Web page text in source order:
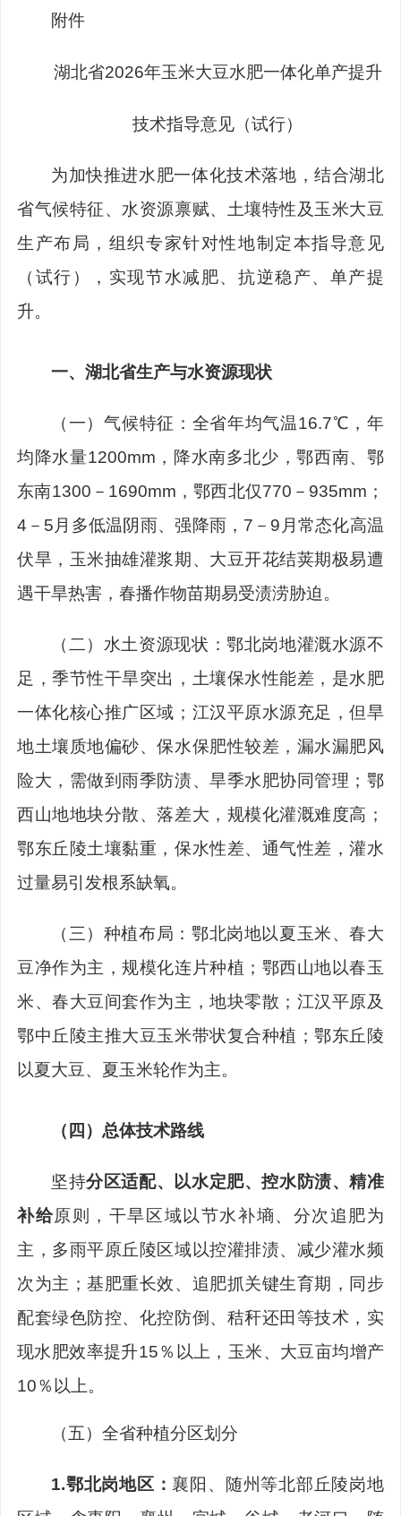
附件
湖北省2026年玉米大豆水肥一体化单产提升
技术指导意见（试行）
为加快推进水肥一体化技术落地，结合湖北
省气候特征、水资源禀赋、土壤特性及玉米大豆
生产布局， 组织专家针对性地制定本指导意见
（试行）
，实现节水减肥、抗逆稳产、单产提
升。
一、 湖北省生产与水资源现状
（一）气候特征 ： 全省年均气温16.7℃ ，年
均降水量1200mm ，降水南多北少，鄂西南、鄂
东南1300 － 1690mm ，鄂西北仅770 － 935mm ；
4 － 5 月多低温阴雨、强降雨， 7 － 9 月常态化高温
伏旱，玉米抽雄灌浆期、大豆开花结荚期极易遭
遇干旱热害，春播作物苗期易受渍涝胁迫。
（二）水土资源现状：鄂北岗地灌溉水源不
足，季节性干旱突出，土壤保水性能差，是水肥
一体化核心推广区域；江汉平原水源充足，但旱
地土壤质地偏砂、保水保肥性较差，漏水漏肥风
险大，需做到雨季防渍、旱季水肥协同管理；鄂
西山地地块分散、落差大，规模化灌溉难度高；
鄂东丘陵土壤黏重，保水性差、通气性差，灌水
过量易引发根系缺氧。
（三）种植布局： 鄂北岗地以夏玉米、春大
豆净作为主，规模化连片种植；鄂西山地以春玉
米、春大豆间套作为主，地块零散；江汉平原及
鄂中丘陵主推大豆玉米带状复合种植；鄂东丘陵
以夏大豆、夏玉米轮作为主。
（ 四 ） 总体技术路线
坚持分区适配、以水定肥、控水防渍、精准
补给原则，干旱区域以节水补墒、分次追肥为
主，多雨平原丘陵区域以控灌排渍、减少灌水频
次为主；基肥重长效、追肥抓关键生育期，同步
配套绿色防控、化控防倒、秸秆还田等技术，实
现水肥效率提升15％以上，玉米、大豆亩均增产
10％以上。
（五） 全省种植分区划分
1.鄂北岗地区 ： 襄阳、随州等北部丘陵岗地